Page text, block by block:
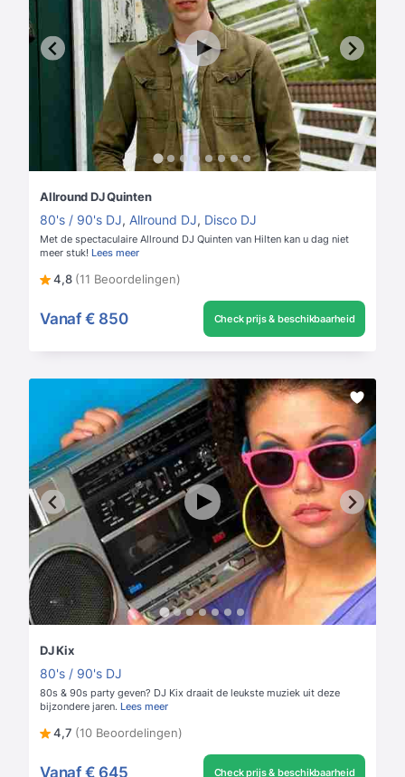
Allround DJ Quinten
80's / 90's DJ, Allround DJ, Disco DJ
Met de spectaculaire Allround DJ Quinten van Hilten kan u dag niet
meer stuk! Lees meer
4,8 (11 Beoordelingen)
Vanaf € 850 Check prijs & beschikbaarheid
DJ Kix
80's / 90's DJ
80s & 90s party geven? DJ Kix draait de leukste muziek uit deze
bijzondere jaren. Lees meer
4,7 (10 Beoordelingen)
Vanaf € 645 Check prijs & beschikbaarheid